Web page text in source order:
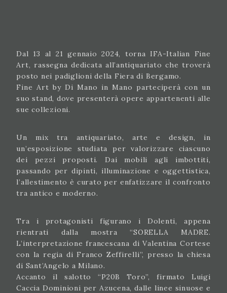
Dal 13 al 21 gennaio 2024, torna IFA-Italian Fine
Art, rassegna dedicata all’antiquariato che troverà
posto nei padiglioni della Fiera di Bergamo.
Fine Art by Di Mano in Mano parteciperà con un
suo stand, dove presenterà opere appartenenti alle
sue collezioni.
Un mix tra antiquariato, arte e design, in
un’esposizione studiata per valorizzare ciascuno
dei pezzi proposti. Dai mobili agli imbottiti,
passando per dipinti, illuminazione e oggettistica,
l’allestimento è curato per enfatizzare il confronto
tra antico e moderno.
Tra i protagonisti figurano i Dolenti, appena
rientrati dalla mostra “SORELLA MADRE.
L’interpretazione francescana di Valentina Cortese
con la regia di Franco Zeffirelli”, presso la chiesa
di Sant’Angelo a Milano.
Accanto il salotto “P20B Toro”, firmato Luigi
Caccia Dominioni per Azucena, dalle linee sinuose e